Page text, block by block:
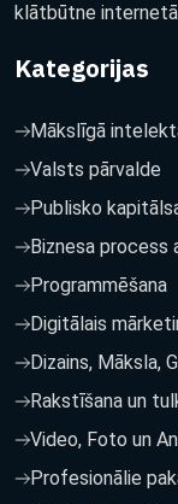
klātbūtne internetā
Kategorijas
Mākslīgā
Valsts pārvalde
Publisko
Biznesa process
Programmēšana
Digitālais
Dizains, Māksla,
Rakstīšana un
Video, Foto un
Profesionālie